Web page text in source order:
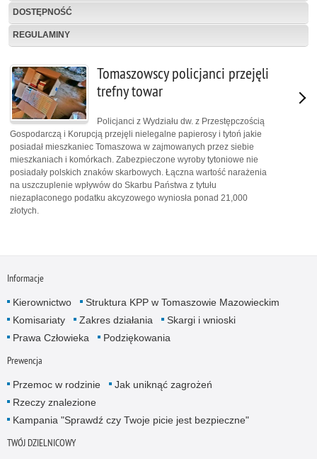
DOSTĘPNOŚĆ
REGULAMINY
Tomaszowscy policjanci przejęli
trefny towar
Policjanci z Wydziału dw. z Przestępczością
Gospodarczą i Korupcją przejęli nielegalne papierosy i tytoń jakie
posiadał mieszkaniec Tomaszowa w zajmowanych przez siebie
mieszkaniach i komórkach. Zabezpieczone wyroby tytoniowe nie
posiadały polskich znaków skarbowych. Łączna wartość narażenia
na uszczuplenie wpływów do Skarbu Państwa z tytułu
niezapłaconego podatku akcyzowego wyniosła ponad 21,000
złotych.
Informacje
Kierownictwo
Struktura KPP w Tomaszowie Mazowieckim
Komisariaty
Zakres działania
Skargi i wnioski
Prawa Człowieka
Podziękowania
Prewencja
Przemoc w rodzinie
Jak uniknąć zagrożeń
Rzeczy znalezione
Kampania "Sprawdź czy Twoje picie jest bezpieczne"
TWÓJ DZIELNICOWY